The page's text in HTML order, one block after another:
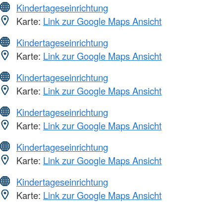
Kindertageseinrichtung
Karte: Link zur Google Maps Ansicht
Kindertageseinrichtung
Karte: Link zur Google Maps Ansicht
Kindertageseinrichtung
Karte: Link zur Google Maps Ansicht
Kindertageseinrichtung
Karte: Link zur Google Maps Ansicht
Kindertageseinrichtung
Karte: Link zur Google Maps Ansicht
Kindertageseinrichtung
Karte: Link zur Google Maps Ansicht